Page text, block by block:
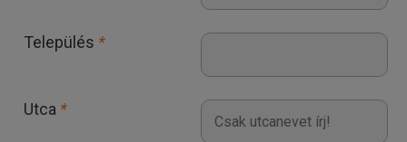
Település *
Utca *